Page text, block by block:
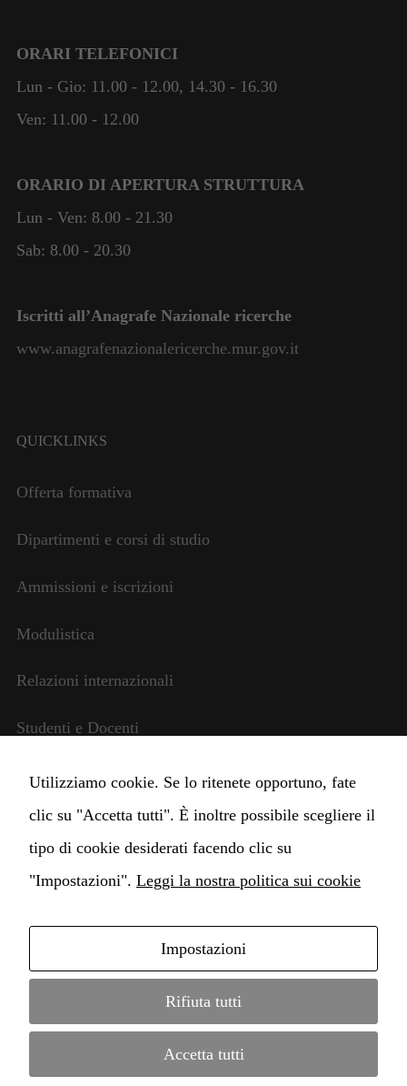
ORARI TELEFONICI
Lun - Gio: 11.00 - 12.00, 14.30 - 16.30
Ven: 11.00 - 12.00
ORARIO DI APERTURA STRUTTURA
Lun - Ven: 8.00 - 21.30
Sab: 8.00 - 20.30
Iscritti all’Anagrafe Nazionale ricerche
www.anagrafenazionalericerche.mur.gov.it
QUICKLINKS
Offerta formativa
Dipartimenti e corsi di studio
Ammissioni e iscrizioni
Modulistica
Relazioni internazionali
Studenti e Docenti
Amministrazione trasparente
Cambia impostazioni Cookie
Copyright © 2021 Istituto di alta Formazione
Conservatorio Claudio Monteverdi • webdesign by
MD Service•informazione legale•protezione dati
Utilizziamo cookie. Se lo ritenete opportuno, fate
clic su "Accetta tutti". È inoltre possibile scegliere il
tipo di cookie desiderati facendo clic su
"Impostazioni". Leggi la nostra politica sui cookie
Impostazioni
Rifiuta tutti
Accetta tutti
Questi cookie
non sono
facoltativi.
stesso.
Esperienza
Per consentire
web di
funzionare al
meglio
vostra visita.
Se rifiutate
questi cookie,
funzionalità
scompariranno
dal sito web.